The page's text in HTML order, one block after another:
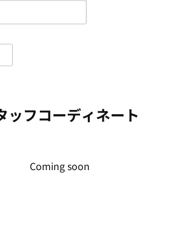
ッフコーディネート
Coming soon